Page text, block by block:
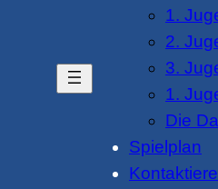
1.
2.
3.
1.
Die
Spielplan